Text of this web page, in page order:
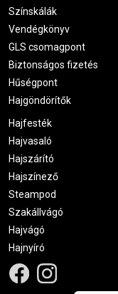
Színskálák
Vendégkönyv
GLS csomagpont
Biztonságos fizetés
Hűségpont
Hajgöndörítők
Hajfesték
Hajvasaló
Hajszárító
Hajszínező
Steampod
Szakállvágó
Hajvágó
Hajnyíró